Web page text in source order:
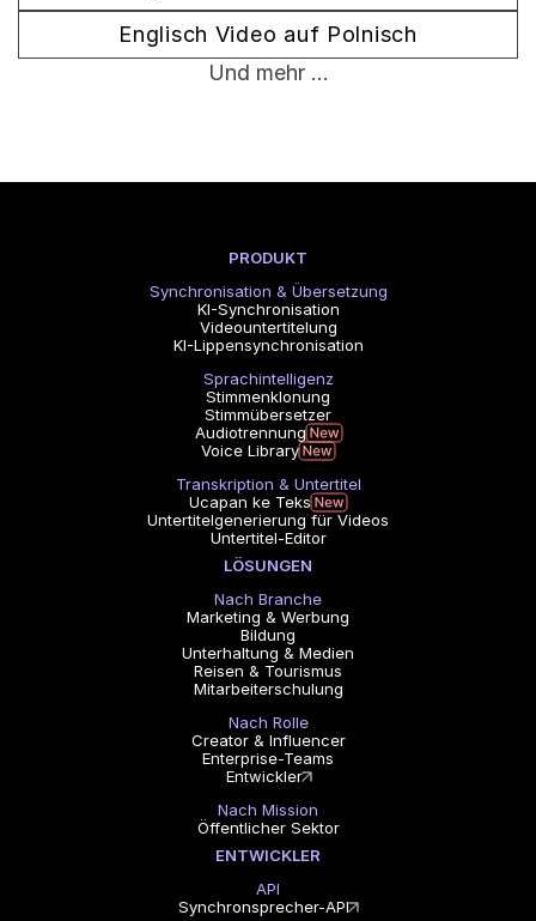
Englisch Video auf Polnisch
Und mehr ...
PRODUKT
Synchronisation & Übersetzung
KI-Synchronisation
Videountertitelung
KI-Lippensynchronisation
Sprachintelligenz
Stimmenklonung
Stimmübersetzer
Audiotrennung
Voice Library
Transkription & Untertitel
Ucapan ke Teks
Untertitelgenerierung für Videos
Untertitel-Editor
LÖSUNGEN
Nach Branche
Marketing & Werbung
Bildung
Unterhaltung & Medien
Reisen & Tourismus
Mitarbeiterschulung
Nach Rolle
Creator & Influencer
Enterprise-Teams
Entwickler
Nach Mission
Öffentlicher Sektor
ENTWICKLER
API
Synchronsprecher-API